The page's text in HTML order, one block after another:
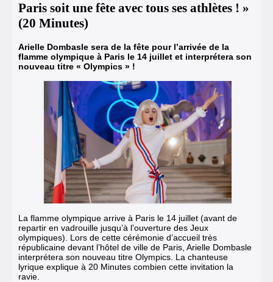
Paris soit une fête avec tous ses athlètes ! »
(20 Minutes)
Arielle Dombasle sera de la fête pour l’arrivée de la
flamme olympique à Paris le 14 juillet et interprétera son
nouveau titre « Olympics » !
La flamme olympique arrive à Paris le 14 juillet (avant de
repartir en vadrouille jusqu’à l’ouverture des Jeux
olympiques). Lors de cette cérémonie d’accueil très
républicaine devant l’hôtel de ville de Paris, Arielle Dombasle
interprétera son nouveau titre Olympics. La chanteuse
lyrique explique à 20 Minutes combien cette invitation la
ravie.